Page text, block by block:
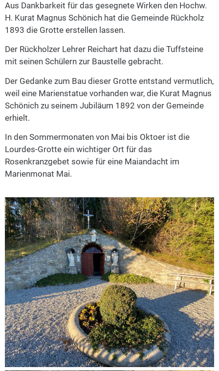
Aus Dankbarkeit für das gesegnete Wirken den Hochw.
H. Kurat Magnus Schönich hat die Gemeinde Rückholz
1893 die Grotte erstellen lassen.
Der Rückholzer Lehrer Reichart hat dazu die Tuffsteine
mit seinen Schülern zur Baustelle gebracht.
Der Gedanke zum Bau dieser Grotte entstand vermutlich,
weil eine Marienstatue vorhanden war, die Kurat Magnus
Schönich zu seinem Jubiläum 1892 von der Gemeinde
erhielt.
In den Sommermonaten von Mai bis Oktoer ist die
Lourdes-Grotte ein wichtiger Ort für das
Rosenkranzgebet sowie für eine Maiandacht im
Marienmonat Mai.